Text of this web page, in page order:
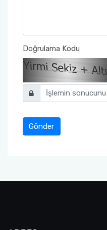
Doğrulama Kodu
Gönder